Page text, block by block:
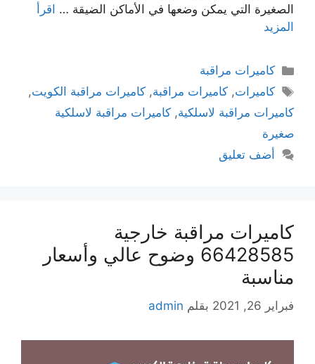
الصغيرة التي يمكن وضعها في الأماكن الضيقة … اقرأ
المزيد
كاميرات مراقبة
كاميرات,كاميرات مراقبة,كاميرات مراقبة الكويت,
كاميرات مراقبة لاسلكية, كاميرات مراقبة لاسلكية
صغيرة
أضف تعليق
كاميرات مراقبة خارجية
66428585 وضوح عالي وأسعار
مناسبة
فبراير 26, 2021 بقلم admin